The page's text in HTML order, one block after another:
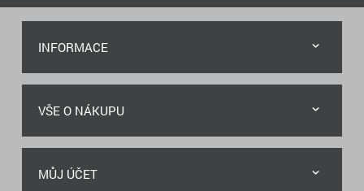
INFORMACE
VŠE O NÁKUPU
MŮJ ÚČET